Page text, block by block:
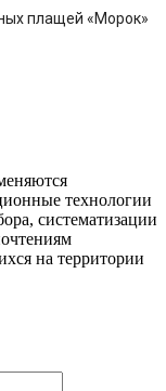
плащей «Морок»
технологии
систематизации
на территории